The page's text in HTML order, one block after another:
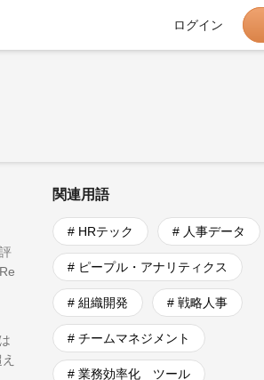
ログイン
関連用語
# HRテック # 人事データ
# ピープル・アナリティクス
# 組織開発 # 戦略人事
# チームマネジメント
# 業務効率化 ツール